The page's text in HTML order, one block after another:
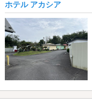
ホテル アカシア